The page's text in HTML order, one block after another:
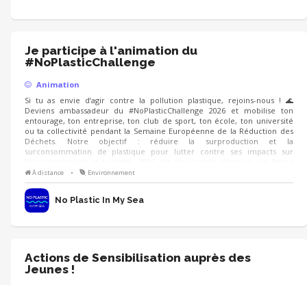
Je participe à l'animation du
#NoPlasticChallenge
Animation
Si tu as envie d’agir contre la pollution plastique, rejoins-nous ! 🌊
Deviens ambassadeur du #NoPlasticChallenge 2026 et mobilise ton
entourage, ton entreprise, ton club de sport, ton école, ton université
ou ta collectivité pendant la Semaine Européenne de la Réduction des
Déchets. Notre objectif : réduire la surproduction et la
surconsommation de plastique pour lutter contre ses impacts sur
édition du challenge mobilisera plus de 75 000 personnes, avec une
campagne axée sur la santé, de nouveaux outils et de nombreux
événements de sensibilisation.
À distance • Environnement
No Plastic In My Sea
Actions de Sensibilisation auprès des
Jeunes !